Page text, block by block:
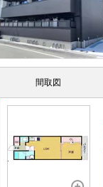
間取図